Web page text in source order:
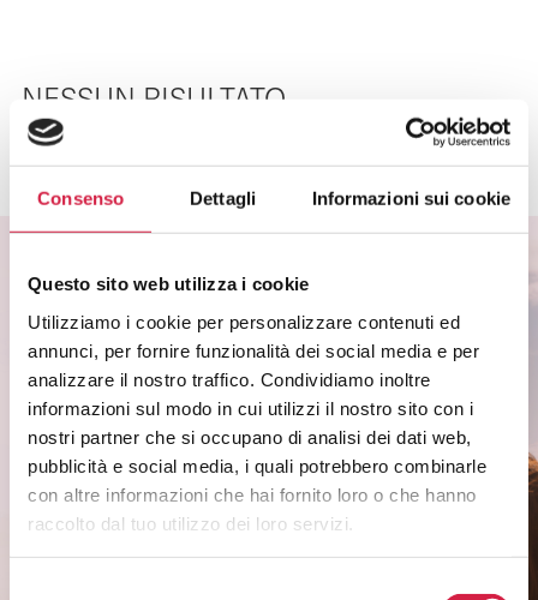
Consenso Dettagli Informazioni sui cookie
Questo sito web utilizza i cookie
Utilizziamo i cookie per personalizzare contenuti ed
annunci, per fornire funzionalità dei social media e per
analizzare il nostro traffico. Condividiamo inoltre
informazioni sul modo in cui utilizzi il nostro sito con i
nostri partner che si occupano di analisi dei dati web,
pubblicità e social media, i quali potrebbero combinarle
con altre informazioni che hai fornito loro o che hanno
raccolto dal tuo utilizzo dei loro servizi.
NESSUN RISULTATO
ISCRIVITI ALLA NEWSLETTER
Scopri come partecipare alle iniziative degli
ospedali Bollino Rosa.
Rimani informato sui temi di salute di
genere.
Non perderti i riconoscimenti agli ospedali e